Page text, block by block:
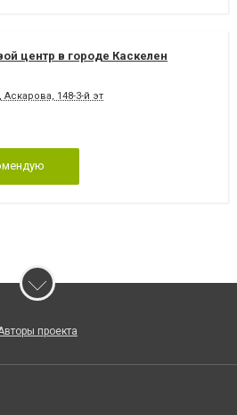
центр в городе Каскелен
Аскарова, 148-3-й эт
проекта